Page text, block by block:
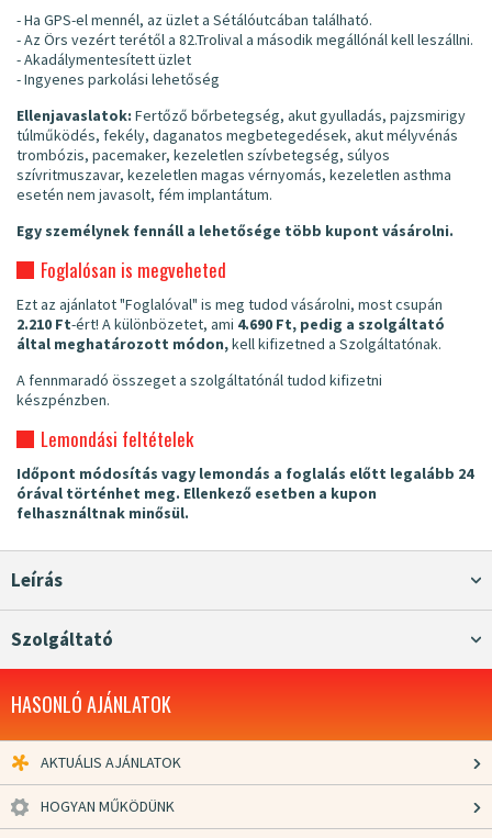
- Ha GPS-el mennél, az üzlet a Sétálóutcában található.
- Az Örs vezért terétől a 82.Trolival a második megállónál kell leszállni.
- Akadálymentesített üzlet
- Ingyenes parkolási lehetőség
Ellenjavaslatok: Fertőző bőrbetegség, akut gyulladás, pajzsmirigy
túlműködés, fekély, daganatos megbetegedések, akut mélyvénás
trombózis, pacemaker, kezeletlen szívbetegség, súlyos
szívritmuszavar, kezeletlen magas vérnyomás, kezeletlen asthma
esetén nem javasolt, fém implantátum.
Egy személynek fennáll a lehetősége több kupont vásárolni.
Foglalósan is megveheted
Ezt az ajánlatot "Foglalóval" is meg tudod vásárolni, most csupán
2.210 Ft-ért! A különbözetet, ami 4.690 Ft, pedig a szolgáltató
által meghatározott módon,kell kifizetned a Szolgáltatónak.
A fennmaradó összeget a szolgáltatónál tudod kifizetni
készpénzben.
Lemondási feltételek
Időpont módosítás vagy lemondás a foglalás előtt legalább 24
órával történhet meg. Ellenkező esetben a kupon
felhasználtnak minősül.
Leírás
Szolgáltató
HASONLÓ AJÁNLATOK
AKTUÁLIS AJÁNLATOK
HOGYAN MŰKÖDÜNK